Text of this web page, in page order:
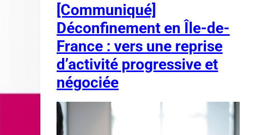
[Communiqué]
Déconfinement en Île-de-
France : vers une reprise
d’activité progressive et
négociée